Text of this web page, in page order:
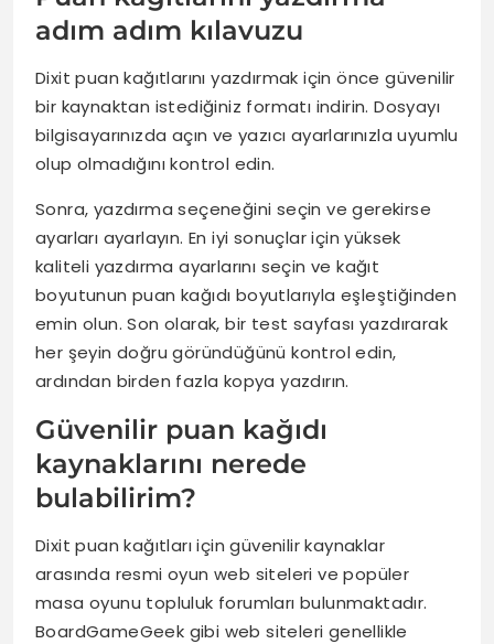
adım adım kılavuzu
Dixit puan kağıtlarını yazdırmak için önce güvenilir
bir kaynaktan istediğiniz formatı indirin. Dosyayı
bilgisayarınızda açın ve yazıcı ayarlarınızla uyumlu
olup olmadığını kontrol edin.
Sonra, yazdırma seçeneğini seçin ve gerekirse
ayarları ayarlayın. En iyi sonuçlar için yüksek
kaliteli yazdırma ayarlarını seçin ve kağıt
boyutunun puan kağıdı boyutlarıyla eşleştiğinden
emin olun. Son olarak, bir test sayfası yazdırarak
her şeyin doğru göründüğünü kontrol edin,
ardından birden fazla kopya yazdırın.
Güvenilir puan kağıdı
kaynaklarını nerede
bulabilirim?
Dixit puan kağıtları için güvenilir kaynaklar
arasında resmi oyun web siteleri ve popüler
masa oyunu topluluk forumları bulunmaktadır.
BoardGameGeek gibi web siteleri genellikle